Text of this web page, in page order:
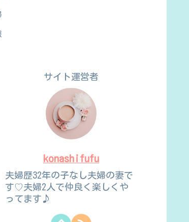
サイト運営者
konashifufu
夫婦歴32年の子なし夫婦の妻で
す♡夫婦2人で仲良く楽しくや
ってます♪